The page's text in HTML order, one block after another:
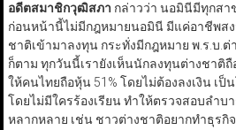
อดีตสมาชิกวุฒิสภา กล่าวว่า นอมินีมีทุกสา
ก่อนหน้านี้ไม่มีกฎหมายนอมินี มีแค่อาชีพส
ชาติเข้ามาลงทุน กระทั่งมีกฎหมาย พ.ร.บ.ต่
ก็ตาม ทุกวันนี้เรายังเห็นนักลงทุนต่างชาติถื
ให้คนไทยถือหุ้น 51% โดยไม่ต้องลงเงิน เ
โดยไม่มีใครร้องเรียน ทำให้ตรวจสอบลำบ
หลากหลาย เช่น ชาวต่างชาติอยากทำธุรกิ